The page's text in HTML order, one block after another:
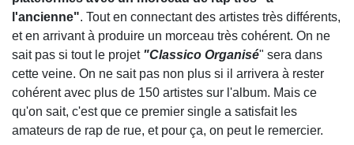
l'ancienne". Tout en connectant des artistes très différents,
et en arrivant à produire un morceau très cohérent. On ne
sait pas si tout le projet "Classico Organisé" sera dans
cette veine. On ne sait pas non plus si il arrivera à rester
cohérent avec plus de 150 artistes sur l'album. Mais ce
qu'on sait, c'est que ce premier single a satisfait les
amateurs de rap de rue, et pour ça, on peut le remercier.